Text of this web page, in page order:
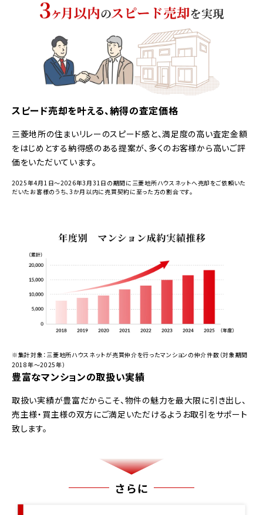
スピード売却を叶える、納得の査定価格
三菱地所の住まいリレーのスピード感と、満足度の高い査定金額
をはじめとする納得感のある提案が、多くのお客様から高いご評
価をいただいています。
2025年4月1日～2026年3月31日の期間に三菱地所ハウスネットへ売却をご依頼いた
だいたお客様のうち、3か月以内に売買契約に至った方の割合です。
豊富なマンションの取扱い実績
取扱い実績が豊富だからこそ、物件の魅力を最大限に引き出し、
売主様・買主様の双方にご満足いただけるようお取引をサポート
致します。
※集計対象：三菱地所ハウスネットが売買仲介を行ったマンションの仲介件数（対象期間
2018年～2025年）